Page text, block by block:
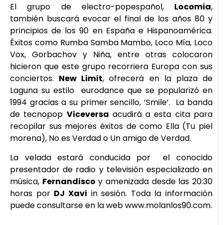
El grupo de electro-popespañol, Locomia,
también buscará evocar el final de los años 80 y
principios de los 90 en España e Hispanoamérica.
Éxitos como Rumba Samba Mambo, Loco Mía, Loco
Vox, Gorbachov y Niña, entre otras colocaron
hicieron que este grupo recorriera Europa con sus
conciertos. New Limit, ofrecerá en la plaza de
Laguna su estilo eurodance que se popularizó en
1994 gracias a su primer sencillo, ‘Smile’. La banda
de tecnopop Viceversa acudirá a esta cita para
recopilar sus mejores éxitos de como Ella (Tu piel
morena), No es Verdad o Un amigo de Verdad.
La velada estará conducida por el conocido
presentador de radio y televisión especializado en
música, Fernandisco y amenizada desde las 20:30
horas por DJ Xavi in sesión. Toda la información
puede consultarse en la web www.molanlos90.com.